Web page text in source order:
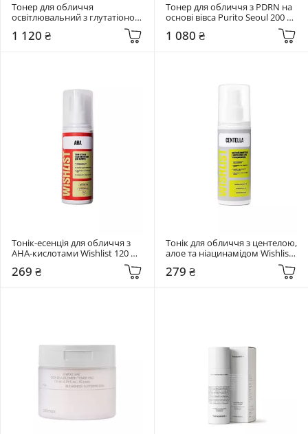
Тонер для обличчя
освітлювальний з глутатіоном
Skin&Lab 200 мл Glutathione
Ampoule Toner
1 120 ₴
Тонер для обличчя з PDRN на
основі вівса Purito Seoul 200
мл Oat PDRN Gentle Refining
Toner
1 080 ₴
Тонік-есенція для обличчя з
AHA-кислотами Wishlist 120 мл
269 ₴
Тонік для обличчя з центелою,
алое та ніацинамідом Wishlist
279 ₴